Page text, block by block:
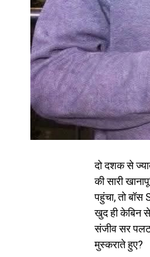
दो दशक से
की सारी
पहुंचा, तो बॉस
खुद ही केबिन
संजीव सर
मुस्कराते हुए?